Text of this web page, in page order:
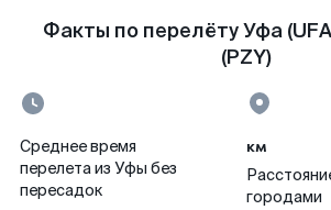
Факты по перелёту Уфа
(PZY)
Среднее время
перелета из Уфы без
пересадок
км
городами